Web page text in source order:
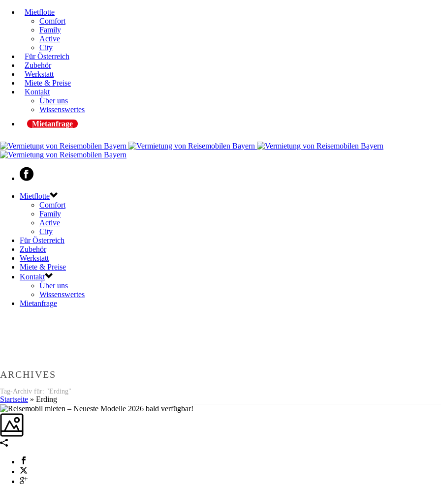
Mietflotte
Comfort
Family
Active
City
Für Österreich
Zubehör
Werkstatt
Miete & Preise
Kontakt
Über uns
Wissenswertes
Mietanfrage
Mietflotte
Comfort
Family
Active
City
Für Österreich
Zubehör
Werkstatt
Miete & Preise
Kontakt
Über uns
Wissenswertes
Mietanfrage
ARCHIVES
Tag-Archiv für: "Erding"
Startseite » Erding